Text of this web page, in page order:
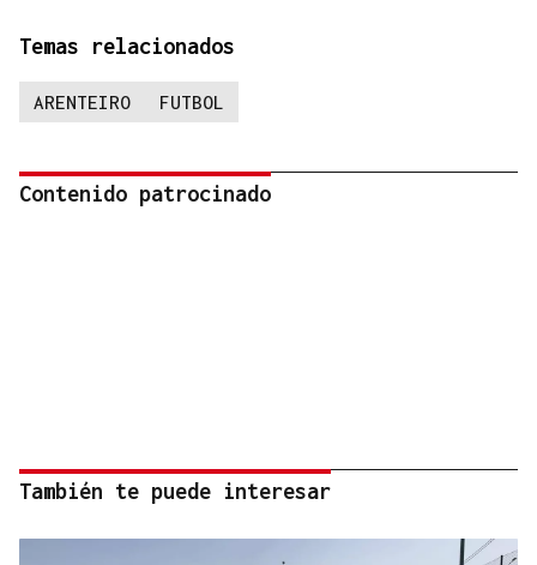
Temas relacionados
ARENTEIRO FUTBOL
Contenido patrocinado
También te puede interesar